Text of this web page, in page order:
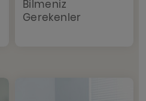
Bilmeniz
Gerekenler